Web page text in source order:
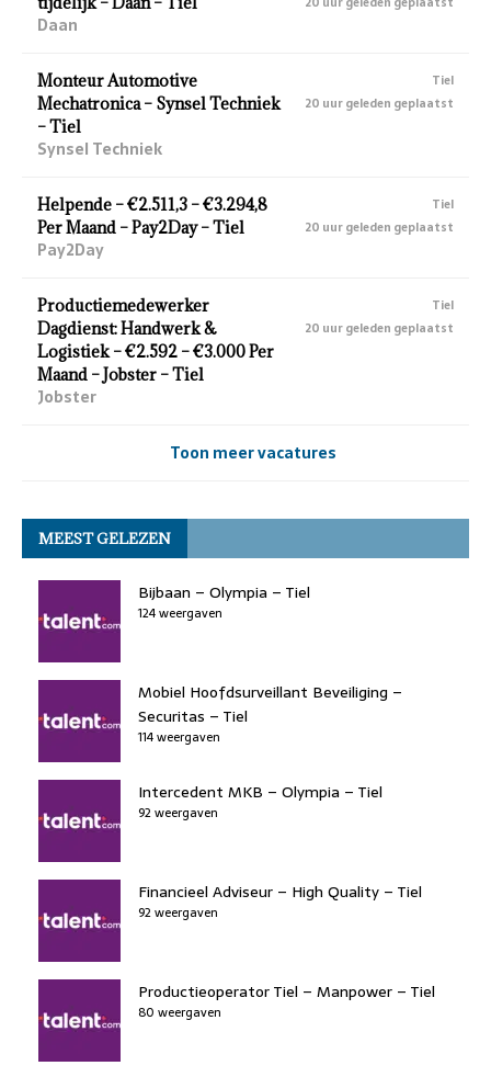
Daan
Monteur Automotive
Mechatronica – Synsel Techniek
– Tiel
Synsel Techniek
Tiel
20 uur geleden geplaatst
Helpende – €2.511,3 – €3.294,8
Per Maand – Pay2Day – Tiel
Pay2Day
Tiel
20 uur geleden geplaatst
Productiemedewerker
Dagdienst: Handwerk &
Logistiek – €2.592 – €3.000 Per
Maand – Jobster – Tiel
Jobster
Tiel
20 uur geleden geplaatst
Toon meer vacatures
MEEST GELEZEN
Bijbaan – Olympia – Tiel
124 weergaven
Mobiel Hoofdsurveillant Beveiliging –
Securitas – Tiel
114 weergaven
Intercedent MKB – Olympia – Tiel
92 weergaven
Financieel Adviseur – High Quality – Tiel
92 weergaven
Productieoperator Tiel – Manpower – Tiel
80 weergaven